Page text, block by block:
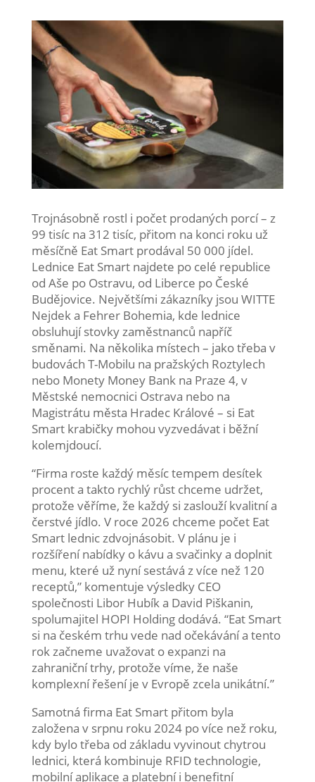
Trojnásobně rostl i počet prodaných porcí – z
99 tisíc na 312 tisíc, přitom na konci roku už
měsíčně Eat Smart prodával 50 000 jídel.
Lednice Eat Smart najdete po celé republice
od Aše po Ostravu, od Liberce po České
Budějovice. Největšími zákazníky jsou WITTE
Nejdek a Fehrer Bohemia, kde lednice
obsluhují stovky zaměstnanců napříč
směnami. Na několika místech – jako třeba v
budovách T-Mobilu na pražských Roztylech
nebo Monety Money Bank na Praze 4, v
Městské nemocnici Ostrava nebo na
Magistrátu města Hradec Králové – si Eat
Smart krabičky mohou vyzvedávat i běžní
kolemjdoucí.
“Firma roste každý měsíc tempem desítek
procent a takto rychlý růst chceme udržet,
protože věříme, že každý si zaslouží kvalitní a
čerstvé jídlo. V roce 2026 chceme počet Eat
Smart lednic zdvojnásobit. V plánu je i
rozšíření nabídky o kávu a svačinky a doplnit
menu, které už nyní sestává z více než 120
receptů,” komentuje výsledky CEO
společnosti Libor Hubík a David Piškanin,
spolumajitel HOPI Holding dodává. “Eat Smart
si na českém trhu vede nad očekávání a tento
rok začneme uvažovat o expanzi na
zahraniční trhy, protože víme, že naše
komplexní řešení je v Evropě zcela unikátní.”
Samotná firma Eat Smart přitom byla
založena v srpnu roku 2024 po více než roku,
kdy bylo třeba od základu vyvinout chytrou
lednici, která kombinuje RFID technologie,
mobilní aplikace a platební i benefitní